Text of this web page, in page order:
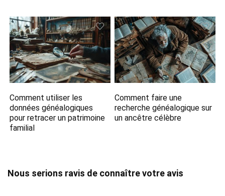
Comment utiliser les
données généalogiques
pour retracer un patrimoine
familial
Comment faire une
recherche généalogique sur
un ancêtre célèbre
Nous serions ravis de connaître votre avis